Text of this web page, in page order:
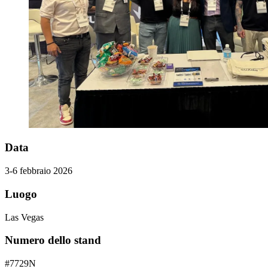
Data
3-6 febbraio 2026
Luogo
Las Vegas
Numero dello stand
#7729N